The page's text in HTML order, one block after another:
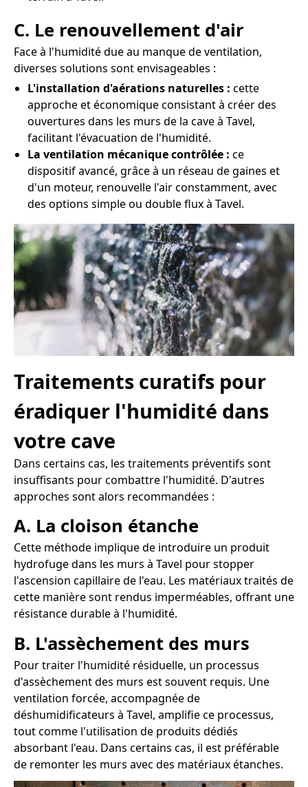
C. Le renouvellement d'air
Face à l'humidité due au manque de ventilation,
diverses solutions sont envisageables :
L'installation d'aérations naturelles : cette
approche et économique consistant à créer des
ouvertures dans les murs de la cave à Tavel,
facilitant l'évacuation de l'humidité.
La ventilation mécanique contrôlée : ce
dispositif avancé, grâce à un réseau de gaines et
d'un moteur, renouvelle l'air constamment, avec
des options simple ou double flux à Tavel.
Traitements curatifs pour
éradiquer l'humidité dans
votre cave
Dans certains cas, les traitements préventifs sont
insuffisants pour combattre l'humidité. D'autres
approches sont alors recommandées :
A. La cloison étanche
Cette méthode implique de introduire un produit
hydrofuge dans les murs à Tavel pour stopper
l'ascension capillaire de l'eau. Les matériaux traités de
cette manière sont rendus imperméables, offrant une
résistance durable à l'humidité.
B. L'assèchement des murs
Pour traiter l'humidité résiduelle, un processus
d'assèchement des murs est souvent requis. Une
ventilation forcée, accompagnée de
déshumidificateurs à Tavel, amplifie ce processus,
tout comme l'utilisation de produits dédiés
absorbant l'eau. Dans certains cas, il est préférable
de remonter les murs avec des matériaux étanches.